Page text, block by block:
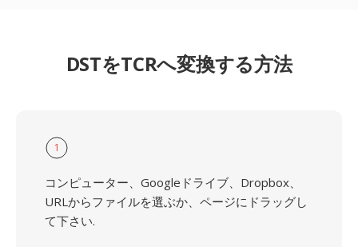
DSTをTCRへ変換する方法
1
コンピューター、Googleドライブ、Dropbox、
URLからファイルを選ぶか、ページにドラッグし
て下さい.